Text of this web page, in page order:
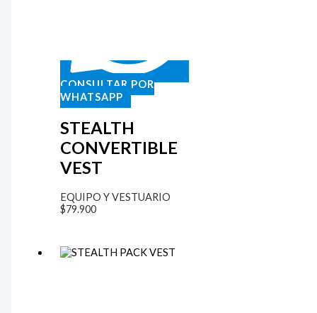
CONSULTAR POR
WHATSAPP
STEALTH
CONVERTIBLE
VEST
EQUIPO Y VESTUARIO
$79.900